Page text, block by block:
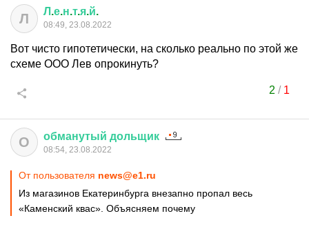
Л Л .е.н.т.я.й.
08:49, 23.08.2022
Вот чисто гипотетически, на сколько реально по этой же
схеме ООО Лев опрокинуть?
2 / 1
О обманутый дольщик
08:54, 23.08.2022
От пользователя news@e1.ru
Из магазинов Екатеринбурга внезапно пропал весь
«Каменский квас». Объясняем почему